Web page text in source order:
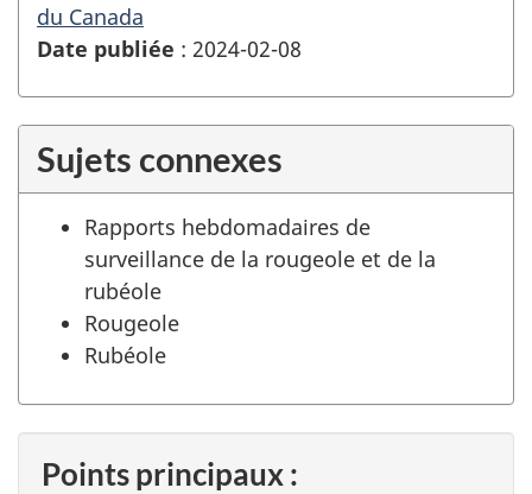
du Canada
Date publiée : 2024-02-08
Sujets connexes
Rapports hebdomadaires de
surveillance de la rougeole et de la
rubéole
Rougeole
Rubéole
Points principaux :